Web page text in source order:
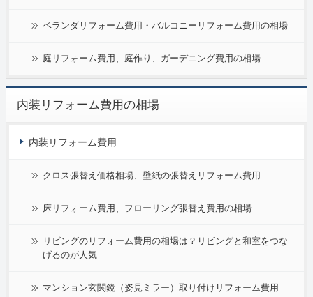
ベランダリフォーム費用・バルコニーリフォーム費用の相場
庭リフォーム費用、庭作り、ガーデニング費用の相場
内装リフォーム費用の相場
内装リフォーム費用
クロス張替え価格相場、壁紙の張替えリフォーム費用
床リフォーム費用、フローリング張替え費用の相場
リビングのリフォーム費用の相場は？リビングと和室をつな
げるのが人気
マンション玄関鏡（姿見ミラー）取り付けリフォーム費用